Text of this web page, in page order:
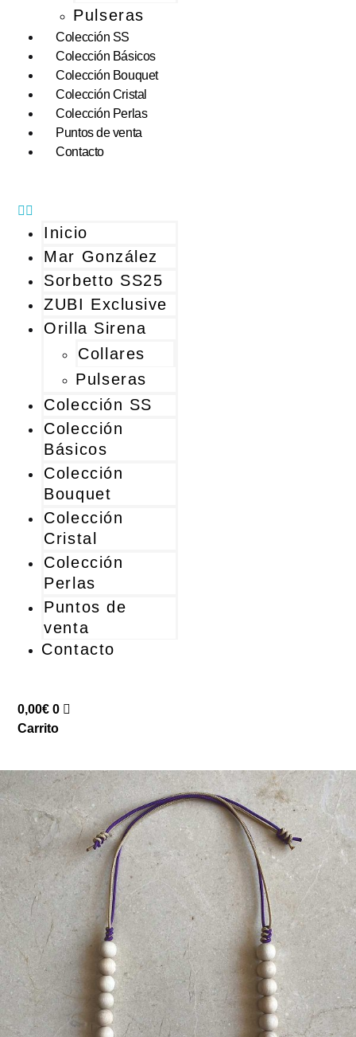
Pulseras
Colección SS
Colección Básicos
Colección Bouquet
Colección Cristal
Colección Perlas
Puntos de venta
Contacto
Inicio
Mar González
Sorbetto SS25
ZUBI Exclusive
Orilla Sirena
Collares
Pulseras
Colección SS
Colección
Básicos
Colección
Bouquet
Colección
Cristal
Colección
Perlas
Puntos de
venta
Contacto
0,00€ 0
Carrito